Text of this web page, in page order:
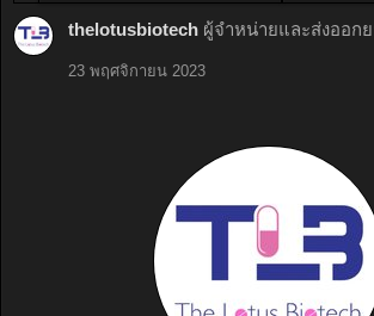
thelotusbiotech ผู้จำหน่ายและส่งออก
23 พฤศจิกายน 2023